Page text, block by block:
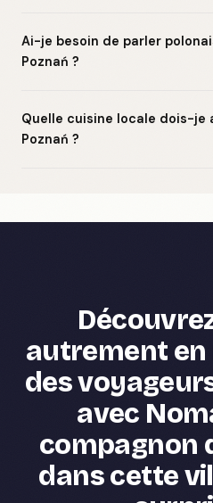
Ai-je besoin de parler
Poznań ?
Quelle cuisine locale dois-je
Poznań ?
autrement
des
avec
compagnon
dans cette